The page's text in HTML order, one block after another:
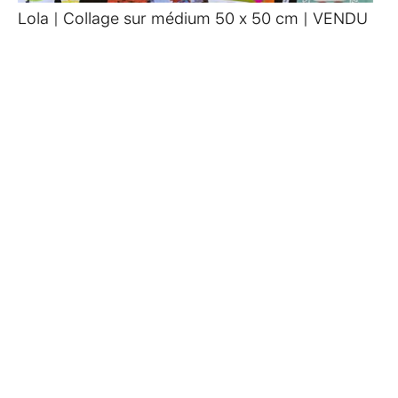
Lola | Collage sur médium 50 x 50 cm | VENDU